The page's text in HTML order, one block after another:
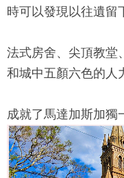
時可以發現以往遺留
法式房舍、尖頂教堂
和城中五顏六色的人
成就了馬達加斯加獨